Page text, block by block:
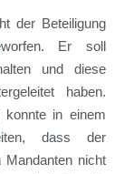
der Beteiligung
Er soll
und diese
haben.
konnte in einem
dass der
Mandanten nicht